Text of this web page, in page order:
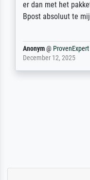
Reinhold,@ProvenExpert
April 22, 2026